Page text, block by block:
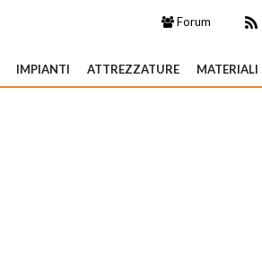
Forum
IMPIANTI ATTREZZATURE